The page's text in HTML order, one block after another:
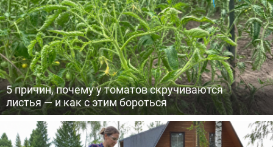
5 причин, почему у томатов скручиваются
листья — и как с этим бороться